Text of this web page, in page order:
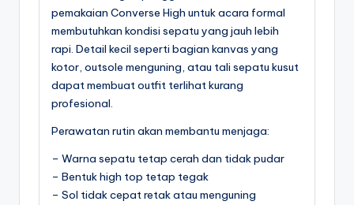
pemakaian Converse High untuk acara formal
membutuhkan kondisi sepatu yang jauh lebih
rapi. Detail kecil seperti bagian kanvas yang
kotor, outsole menguning, atau tali sepatu kusut
dapat membuat outfit terlihat kurang
profesional.
Perawatan rutin akan membantu menjaga:
– Warna sepatu tetap cerah dan tidak pudar
– Bentuk high top tetap tegak
– Sol tidak cepat retak atau menguning